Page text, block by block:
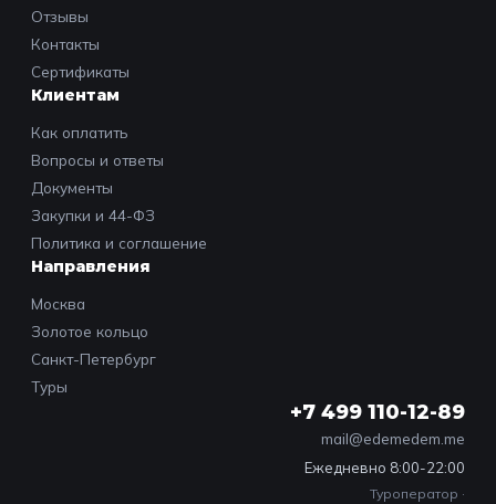
Отзывы
Контакты
Сертификаты
Клиентам
Как оплатить
Вопросы и ответы
Документы
Закупки и 44-ФЗ
Политика и соглашение
Направления
Москва
Золотое кольцо
Санкт-Петербург
Туры
+7 499 110-12-89
mail@edemedem.me
Ежедневно 8:00-22:00
Туроператор ·